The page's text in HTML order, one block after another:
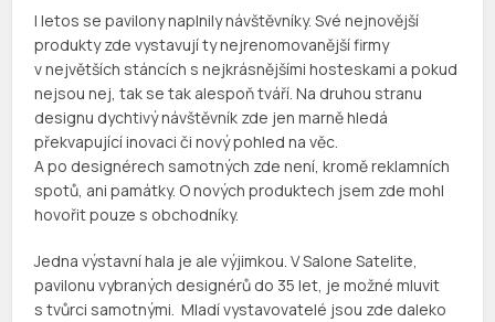
I letos se pavilony naplnily návštěvníky. Své nejnovější
produkty zde vystavují ty nejrenomovanější firmy
v největších stáncích s nejkrásnějšími hosteskami a pokud
nejsou nej, tak se tak alespoň tváří. Na druhou stranu
designu dychtivý návštěvník zde jen marně hledá
překvapující inovaci či nový pohled na věc.
A po designérech samotných zde není, kromě reklamních
spotů, ani památky. O nových produktech jsem zde mohl
hovořit pouze s obchodníky.
Jedna výstavní hala je ale výjimkou. V Salone Satelite,
pavilonu vybraných designérů do 35 let, je možné mluvit
s tvůrci samotnými. Mladí vystavovatelé jsou zde daleko